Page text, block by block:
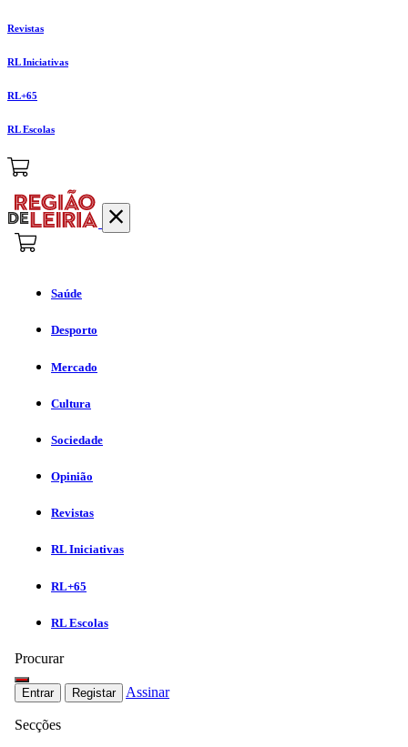
Revistas
RL Iniciativas
RL+65
RL Escolas
Saúde
Desporto
Mercado
Cultura
Sociedade
Opinião
Revistas
RL Iniciativas
RL+65
RL Escolas
Procurar
Entrar Registar Assinar
Secções